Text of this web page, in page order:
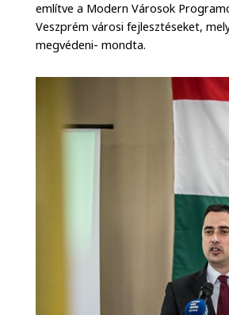
említve a Modern Városok
Veszprém városi fejlesztéseket,
megvédeni- mondta.